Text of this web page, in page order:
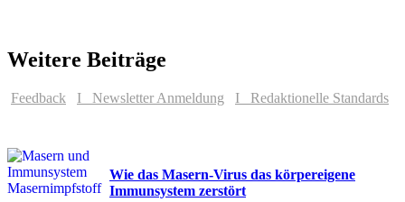
Weitere Beiträge
Feedback I Newsletter Anmeldung I Redaktionelle Standards
Wie das Masern-Virus das körpereigene
Immunsystem zerstört